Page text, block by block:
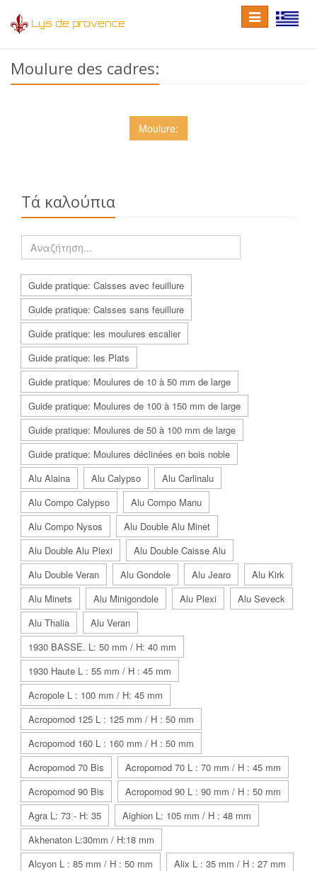
Lys de provence
Toggle
language
Toggle
navigation
Moulure des cadres:
Moulure:
Τά καλούπια
Guide pratique: Caisses avec feuillure
Guide pratique: Caisses sans feuillure
Guide pratique: les moulures escalier
Guide pratique: les Plats
Guide pratique: Moulures de 10 à 50 mm de large
Guide pratique: Moulures de 100 à 150 mm de large
Guide pratique: Moulures de 50 à 100 mm de large
Guide pratique: Moulures déclinées en bois noble
Alu Alaina
Alu Calypso
Alu Carlinalu
Alu Compo Calypso
Alu Compo Manu
Alu Compo Nysos
Alu Double Alu Minet
Alu Double Alu Plexi
Alu Double Caisse Alu
Alu Double Veran
Alu Gondole Alu Jearo
Alu Kirk
Alu Minets
Alu Minigondole Alu Plexi
Alu Seveck
Alu Thalia
Alu Veran
1930 BASSE. L: 50 mm / H: 40 mm
1930 Haute L : 55 mm / H : 45 mm
Acropole L : 100 mm / H: 45 mm
Acropomod 125 L : 125 mm / H : 50 mm
Acropomod 160 L : 160 mm / H : 50 mm
Acropomod 70 Bis
Acropomod 70 L : 70 mm / H : 45 mm
Acropomod 90 Bis
Acropomod 90 L : 90 mm / H : 50 mm
Agra L: 73 - H: 35
Aighion L: 105 mm / H : 48 mm
Akhenaton L:30mm / H:18 mm
Alcyon L : 85 mm / H : 50 mm
Alix L : 35 mm / H : 27 mm